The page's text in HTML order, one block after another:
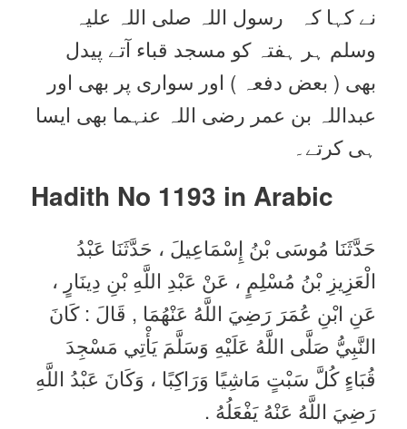
نے کہا کہ رسول اللہ صلی اللہ علیہ
وسلم ہر ہفتہ کو مسجد قباء آتے پیدل
بھی ( بعض دفعہ ) اور سواری پر بھی اور
عبداللہ بن عمر رضی اللہ عنہما بھی ایسا
ہی کرتے۔
Hadith No 1193 in Arabic
حَدَّثَنَا مُوسَى بْنُ إِسْمَاعِيلَ ، حَدَّثَنَا عَبْدُ
الْعَزِيزِ بْنُ مُسْلِمٍ ، عَنْ عَبْدِ اللَّهِ بْنِ دِينَارٍ ،
عَنِ ابْنِ عُمَرَ رَضِيَ اللَّهُ عَنْهُمَا , قَالَ : كَانَ
النَّبِيُّ صَلَّى اللَّهُ عَلَيْهِ وَسَلَّمَ يَأْتِي مَسْجِدَ
قُبَاءٍ كُلَّ سَبْتٍ مَاشِيًا وَرَاكِبًا ، وَكَانَ عَبْدُ اللَّهِ
رَضِيَ اللَّهُ عَنْهُ يَفْعَلُهُ .